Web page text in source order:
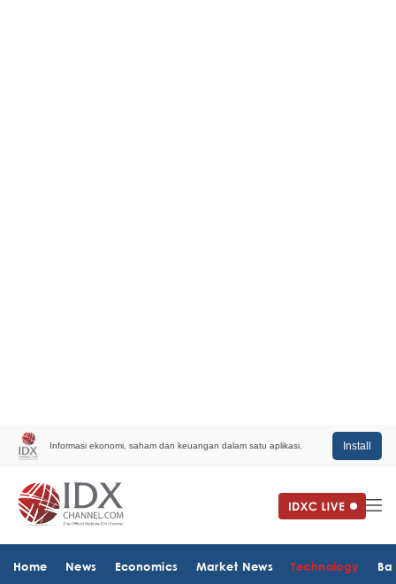
Informasi ekonomi, saham dan keuangan dalam satu aplikasi. Install
Home News Economics Market News Technology